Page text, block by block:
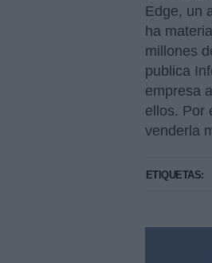
Edge, un
ha
millones
publica
empresa
ellos. Por
venderla
ETIQUETAS: